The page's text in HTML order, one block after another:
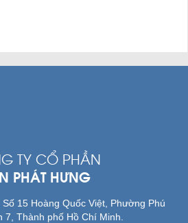
TY CỔ PHẦN
PHÁT HƯNG
15 Hoàng Quốc Việt, Phường Phú
7, Thành phố Hồ Chí Minh.